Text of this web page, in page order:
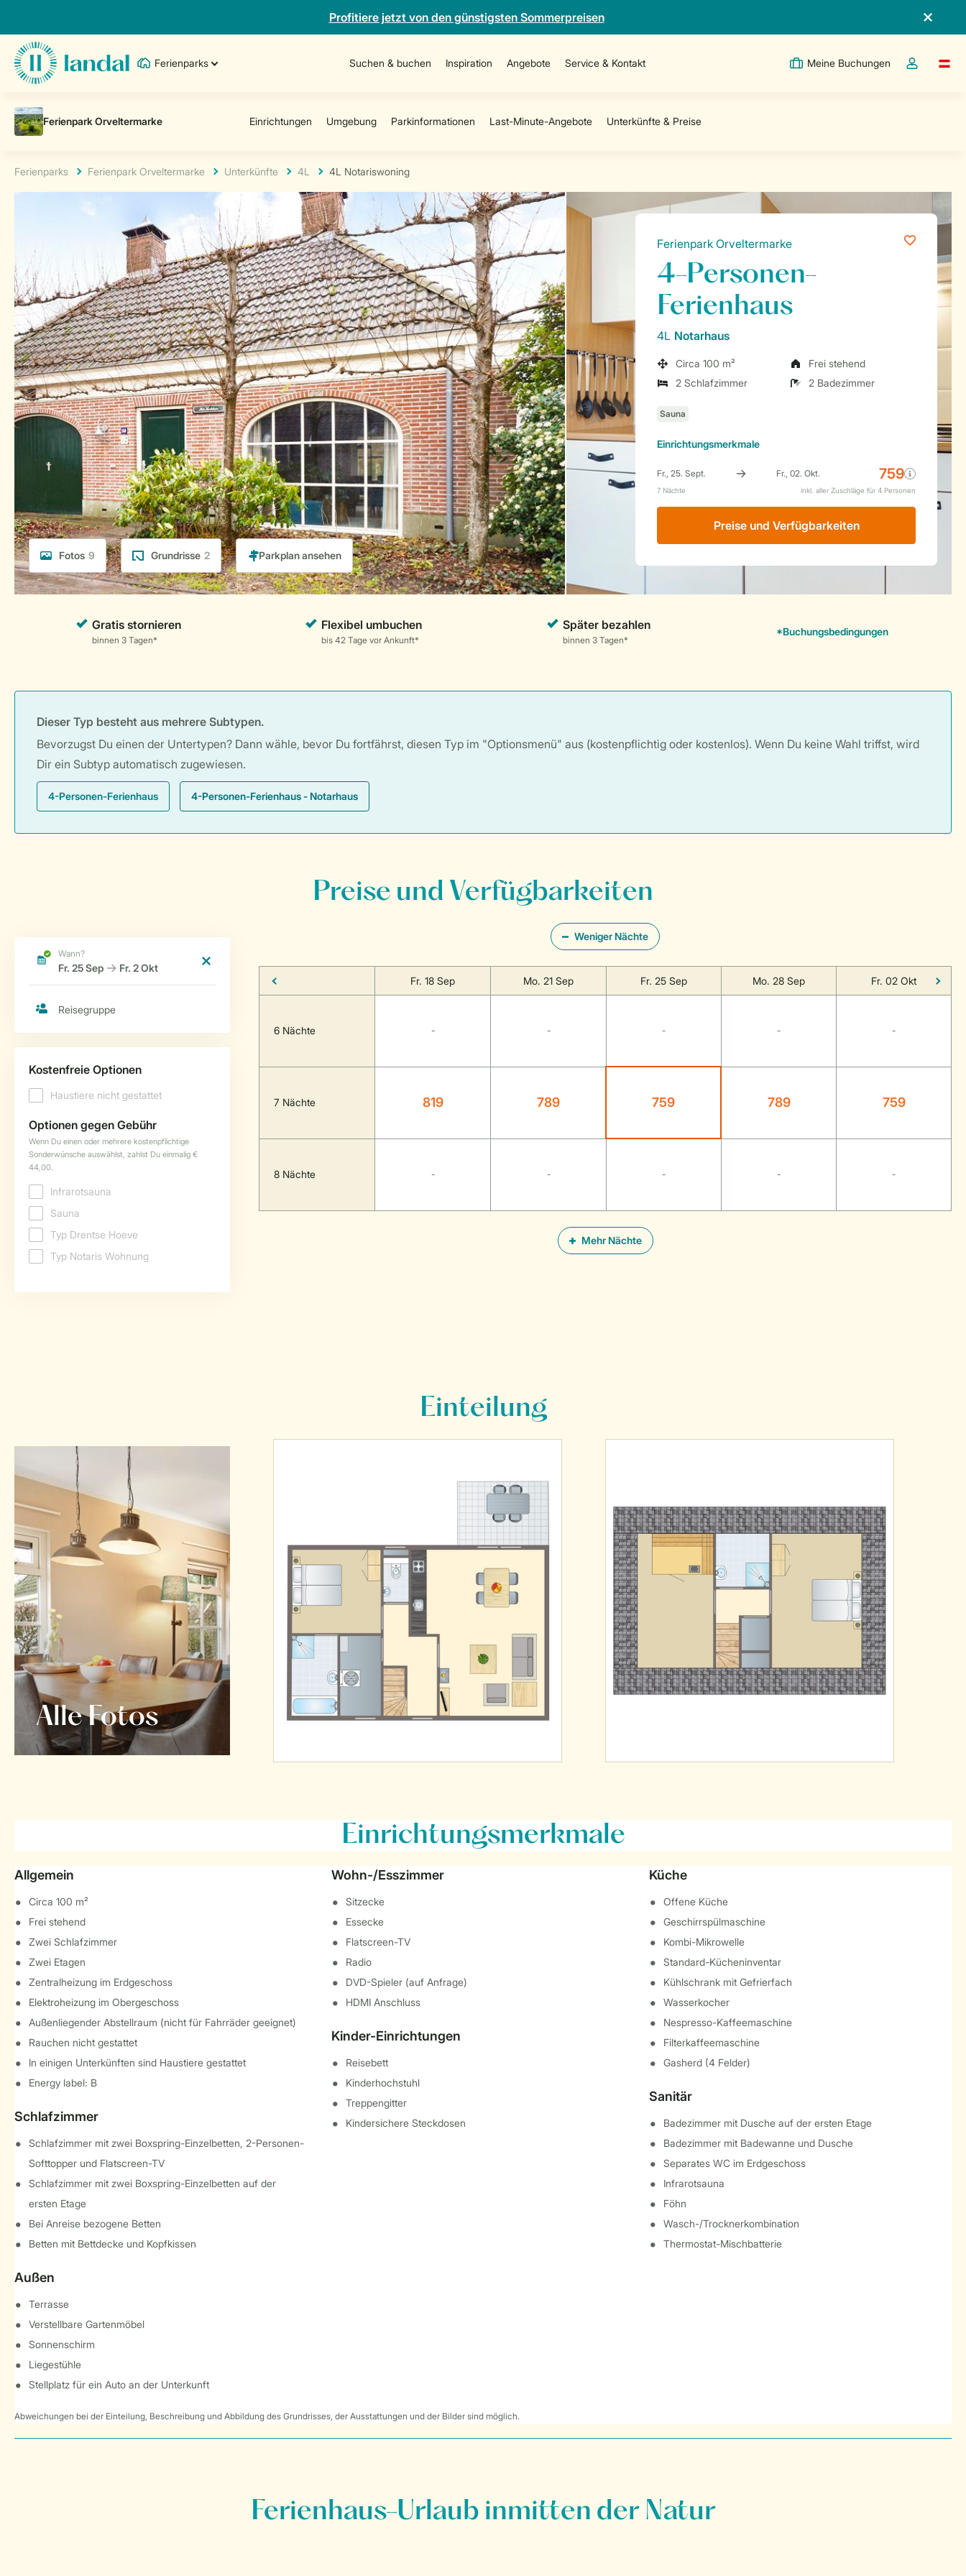
Profitiere jetzt von den günstigsten Sommerpreisen
Ferienparks Suchen & buchen Inspiration Angebote Service & Kontakt Meine Buchungen
Dropdown-
Ferienparks Ferienpark Orveltermarke Unterkünfte 4L 4L Notariswoning
Fotos 9 Grundrisse 2
Ferienpark Orveltermarke
4-Personen-
Ferienhaus
4L Notarhaus
Circa 100 m²
Frei stehend
2 Schlafzimmer
2 Badezimmer
Einrichtungsmerkmale
Preise und Verfügbarkeiten
Dieser Typ besteht aus mehrere Subtypen.
Bevorzugst Du einen der Untertypen? Dann wähle, bevor Du fortfährst, diesen Typ im "Optionsmenü" aus (kostenpflichtig oder kostenlos). Wenn Du keine Wahl triffst, wird
Dir ein Subtyp automatisch zugewiesen.
4-Personen-Ferienhaus 4-Personen-Ferienhaus - Notarhaus
Preise und Verfügbarkeiten
Weniger Nächte
Mehr Nächte
Fr. 18 Sep Mo. 21 Sep Fr. 25 Sep Mo. 28 Sep Fr. 02 Okt
6 Nächte - - - - -
7 Nächte 819 789 759 789 759
8 Nächte - - - - -
Einteilung
Alle Fotos
Einrichtungsmerkmale
Allgemein
Circa 100 m²
Frei stehend
Zwei Schlafzimmer
Zwei Etagen
Zentralheizung im Erdgeschoss
Elektroheizung im Obergeschoss
Außenliegender Abstellraum (nicht für Fahrräder geeignet)
Rauchen nicht gestattet
In einigen Unterkünften sind Haustiere gestattet
Energy label: B
Schlafzimmer
Schlafzimmer mit zwei Boxspring-Einzelbetten, 2-Personen-
Softtopper und Flatscreen-TV
Schlafzimmer mit zwei Boxspring-Einzelbetten auf der
ersten Etage
Bei Anreise bezogene Betten
Betten mit Bettdecke und Kopfkissen
Außen
Terrasse
Verstellbare Gartenmöbel
Sonnenschirm
Liegestühle
Stellplatz für ein Auto an der Unterkunft
Wohn-/Esszimmer
Sitzecke
Essecke
Flatscreen-TV
Radio
DVD-Spieler (auf Anfrage)
HDMI Anschluss
Kinder-Einrichtungen
Reisebett
Kinderhochstuhl
Treppengitter
Kindersichere Steckdosen
Küche
Offene Küche
Geschirrspülmaschine
Kombi-Mikrowelle
Standard-Kücheninventar
Kühlschrank mit Gefrierfach
Wasserkocher
Nespresso-Kaffeemaschine
Filterkaffeemaschine
Gasherd (4 Felder)
Sanitär
Badezimmer mit Dusche auf der ersten Etage
Badezimmer mit Badewanne und Dusche
Separates WC im Erdgeschoss
Infrarotsauna
Föhn
Wasch-/Trocknerkombination
Thermostat-Mischbatterie
Abweichungen bei der Einteilung, Beschreibung und Abbildung des Grundrisses, der Ausstattungen und der Bilder sind möglich.
Ferienhaus-Urlaub inmitten der Natur